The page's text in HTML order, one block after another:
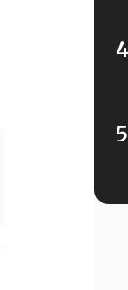
4
5